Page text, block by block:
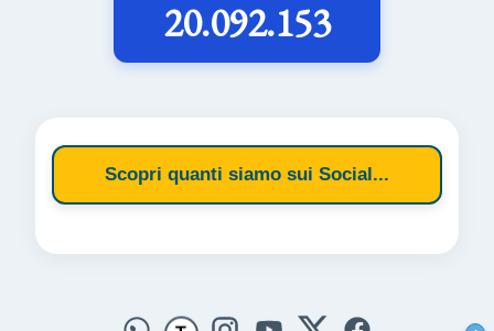
20.092.153
Scopri quanti siamo sui Social...